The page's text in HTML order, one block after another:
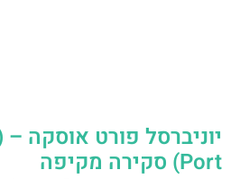
Port) סקירה מקיפה